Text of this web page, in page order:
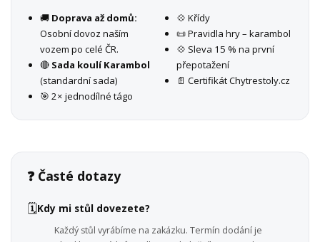
🚚 Doprava až domů:
Osobní dovoz naším
vozem po celé ČR.
🔴 Sada koulí Karambol
(standardní sada)
🎯 2× jednodílné tágo
💠 Křídy
📜 Pravidla hry – karambol
💠 Sleva 15 % na první
přepotažení
📄 Certifikát Chytrestoly.cz
❓ Časté dotazy
🗓️Kdy mi stůl dovezete?
Každý stůl vyrábíme na zakázku. Termín dodání je